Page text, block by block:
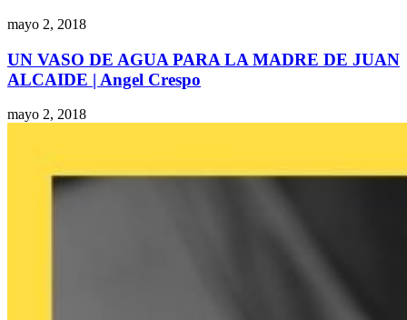
mayo 2, 2018
UN VASO DE AGUA PARA LA MADRE DE JUAN
ALCAIDE | Angel Crespo
mayo 2, 2018